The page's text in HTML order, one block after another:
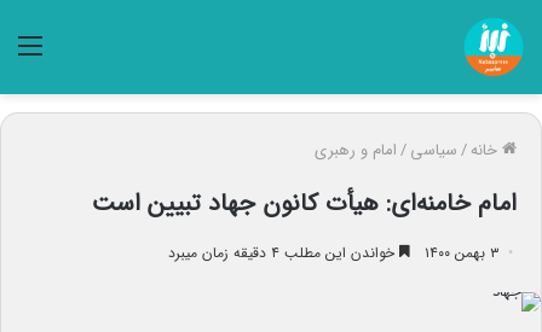
خانه/سیاسی/امام و رهبری
امام خامنه‌ای: هیأت کانون جهاد تبیین است
۳ بهمن ۱۴۰۰ خواندن این مطلب ۴ دقیقه زمان میبرد